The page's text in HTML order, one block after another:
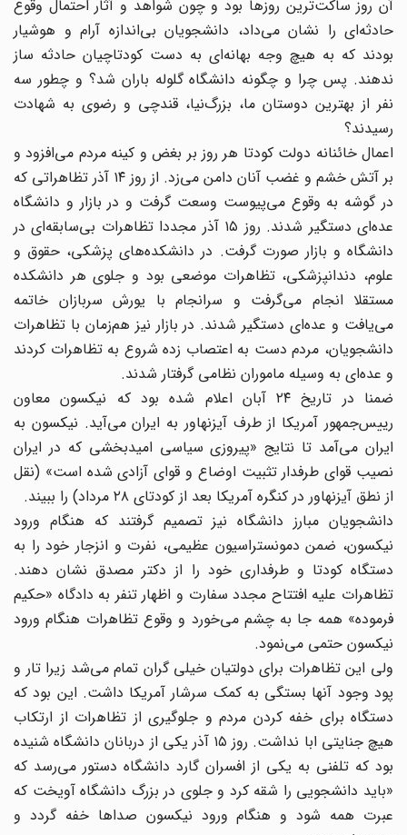
آن روز ساکت‌ترین روز‌ها بود و چون شواهد و آثار احتمال وقوع
حادثه‌ای را نشان می‌داد، دانشجویان بی‌اندازه آرام و هوشیار
بودند که به هیچ وجه بهانه‌ای به دست کودتاچیان حادثه ساز
ندهند. پس چرا و چگونه دانشگاه گلوله باران شد؟ و چطور سه
نفر از بهترین دوستان ما، بزرگ‌نیا، قندچی و رضوی به شهادت
رسیدند؟
اعمال خائنانه دولت کودتا هر روز بر بغض و کینه مردم می‌افزود و
بر آتش خشم و غضب آنان دامن می‌زد. از روز ۱۴ آذر تظاهراتی که
در گوشه به وقوع می‌پیوست وسعت گرفت و در بازار و دانشگاه
عده‌ای دستگیر شدند. روز ۱۵ آذر مجددا تظاهرات بی‌سابقه‌ای در
دانشگاه و بازار صورت گرفت. در دانشکده‏‌های پزشکی، حقوق و
علوم، دندانپزشکی، تظاهرات موضعی بود و جلوی هر دانشکده
مستقلا انجام می‌گرفت و سرانجام با یورش سربازان خاتمه
می‌یافت و عده‌ای دستگیر شدند. در بازار نیز هم‌زمان با تظاهرات
دانشجویان، مردم دست به اعتصاب زده شروع به تظاهرات کردند
و عده‌ای به وسیله ماموران نظامی گرفتار شدند.
ضمنا در تاریخ ۲۴ آبان اعلام شده بود که نیکسون معاون
رییس‌جمهور آمریکا از طرف آیزنهاور به ایران می‌آید. نیکسون به
ایران می‌آمد تا نتایج «پیروزی سیاسی امیدبخشی که در ایران
نصیب قوای طرفدار تثبیت اوضاع و قوای آزادی شده است» (نقل
از نطق آیزنهاور در کنگره آمریکا بعد از کودتای ۲۸ مرداد) را ببیند.
دانشجویان مبارز دانشگاه نیز تصمیم گرفتند که هنگام ورود
نیکسون، ضمن دمونستراسیون عظیمی، نفرت و انزجار خود را به
دستگاه کودتا و طرفداری خود را از دکتر مصدق نشان دهند.
تظاهرات علیه افتتاح مجدد سفارت و اظهار تنفر به دادگاه «حکیم
فرموده» همه جا به چشم می‌خورد و وقوع تظاهرات هنگام ورود
نیکسون حتمی می‌نمود.
ولی این تظاهرات برای دولتیان خیلی گران تمام می‌شد زیرا تار و
پود وجود آنها بستگی به کمک سرشار آمریکا داشت. این بود که
دستگاه برای خفه کردن مردم و جلوگیری از تظاهرات از ارتکاب
هیچ جنایتی ابا نداشت. روز ۱۵ آذر یکی از دربانان دانشگاه شنیده
بود که تلفنی به یکی از افسران گارد دانشگاه دستور می‌رسد که
«باید دانشجویی را شقه کرد و جلوی در بزرگ دانشگاه آویخت که
عبرت همه شود و هنگام ورود نیکسون صدا‌ها خفه گردد و